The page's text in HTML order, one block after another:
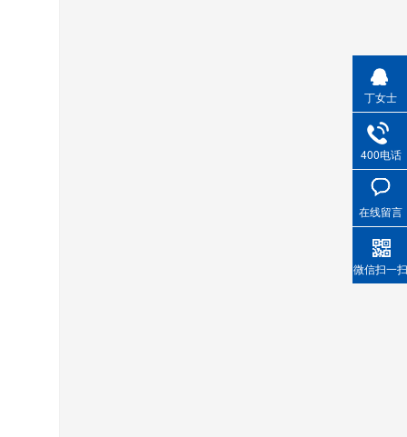
丁女士
400电话
在线留言
微信扫一扫